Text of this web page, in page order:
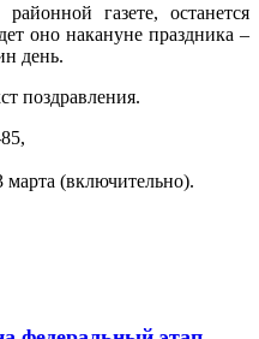
газете, останется
оно накануне праздника –
день.
поздравления.
(включительно).